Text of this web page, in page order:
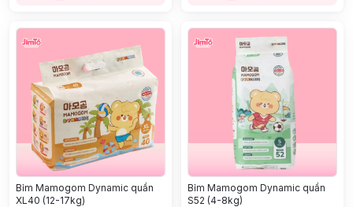
Bỉm Mamogom Dynamic quần
XL40 (12-17kg)
Bỉm Mamogom Dynamic quần
S52 (4-8kg)